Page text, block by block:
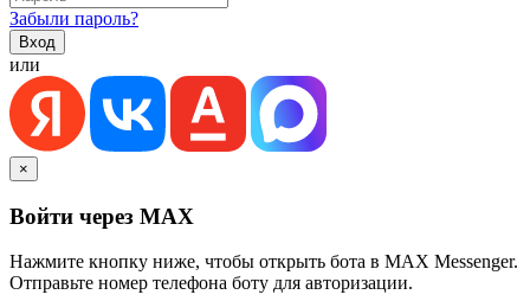
Забыли пароль?
или
×
Войти через MAX
Нажмите кнопку ниже, чтобы открыть бота в MAX Messenger.
Отправьте номер телефона боту для авторизации.